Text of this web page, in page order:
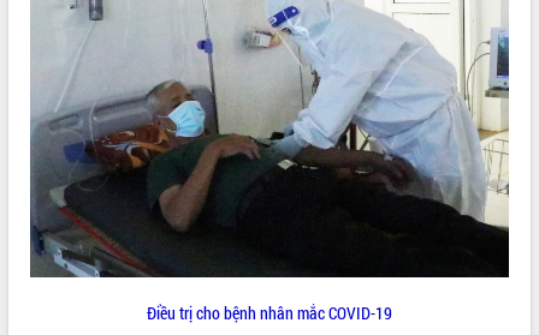
VĂN BẢN HĐND TỈNH
ĐIỂM TIN VĂN BẢN
QUY HOẠCH - KẾ HOẠCH
Điều trị cho bệnh nhân mắc COVID-19